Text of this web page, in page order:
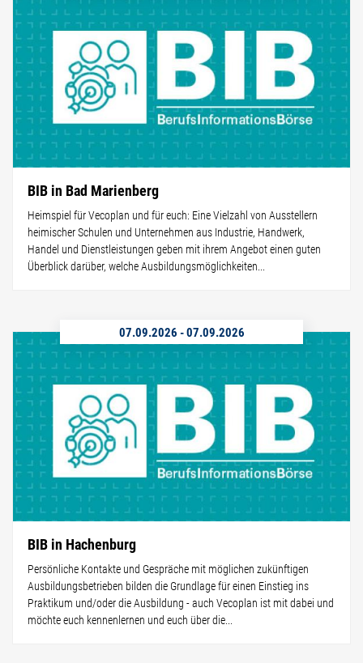
BIB in Bad Marienberg
Heimspiel für Vecoplan und für euch: Eine Vielzahl von Ausstellern
heimischer Schulen und Unternehmen aus Industrie, Handwerk,
Handel und Dienstleistungen geben mit ihrem Angebot einen guten
Überblick darüber, welche Ausbildungsmöglichkeiten...
07.09.2026 -07.09.2026
BIB in Hachenburg
Persönliche Kontakte und Gespräche mit möglichen zukünftigen
Ausbildungsbetrieben bilden die Grundlage für einen Einstieg ins
Praktikum und/oder die Ausbildung - auch Vecoplan ist mit dabei und
möchte euch kennenlernen und euch über die...